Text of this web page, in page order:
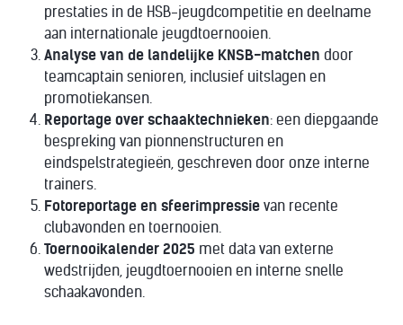
prestaties in de HSB-jeugdcompetitie en deelname
aan internationale jeugdtoernooien.
Analyse van de landelijke KNSB-matchen door
teamcaptain senioren, inclusief uitslagen en
promotiekansen.
Reportage over schaaktechnieken: een diepgaande
bespreking van pionnenstructuren en
eindspelstrategieën, geschreven door onze interne
trainers.
Fotoreportage en sfeerimpressie van recente
clubavonden en toernooien.
Toernooikalender 2025 met data van externe
wedstrijden, jeugdtoernooien en interne snelle
schaakavonden.